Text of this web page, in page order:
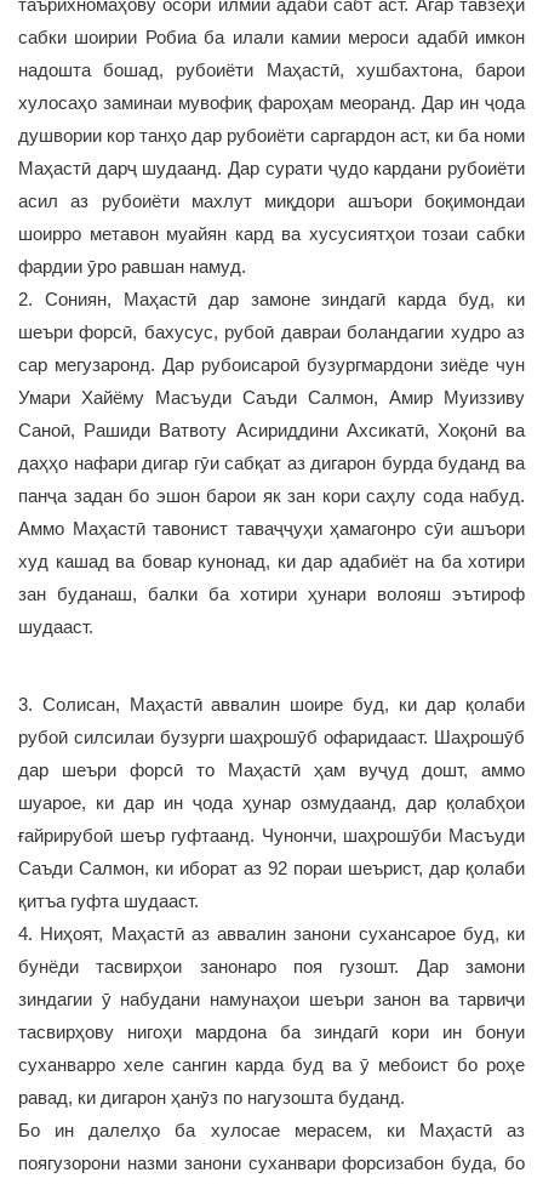
таърихномаҳову осори илмии адабӣ сабт аст. Агар тавзеҳи
сабки шоирии Робиа ба илали камии мероси адабӣ имкон
надошта бошад, рубоиёти Маҳастӣ, хушбахтона, барои
хулосаҳо заминаи мувофиқ фароҳам меоранд. Дар ин ҷода
душвории кор танҳо дар рубоиёти саргардон аст, ки ба номи
Маҳастӣ дарҷ шудаанд. Дар сурати ҷудо кардани рубоиёти
асил аз рубоиёти махлут миқдори ашъори боқимондаи
шоирро метавон муайян кард ва хусусиятҳои тозаи сабки
фардии ӯро равшан намуд.
2. Сониян, Маҳастӣ дар замоне зиндагӣ карда буд, ки
шеъри форсӣ, бахусус, рубоӣ давраи боландагии худро аз
сар мегузаронд. Дар рубоисароӣ бузургмардони зиёде чун
Умари Хайёму Масъуди Саъди Салмон, Амир Муиззиву
Саноӣ, Рашиди Ватвоту Асириддини Ахсикатӣ, Хоқонӣ ва
даҳҳо нафари дигар гӯи сабқат аз дигарон бурда буданд ва
панҷа задан бо эшон барои як зан кори саҳлу сода набуд.
Аммо Маҳастӣ тавонист таваҷҷуҳи ҳамагонро сӯи ашъори
худ кашад ва бовар кунонад, ки дар адабиёт на ба хотири
зан буданаш, балки ба хотири ҳунари волояш эътироф
шудааст.
3. Солисан, Маҳастӣ аввалин шоире буд, ки дар қолаби
рубоӣ силсилаи бузурги шаҳрошӯб офаридааст. Шаҳрошӯб
дар шеъри форсӣ то Маҳастӣ ҳам вуҷуд дошт, аммо
шуарое, ки дар ин ҷода ҳунар озмудаанд, дар қолабҳои
ғайрирубоӣ шеър гуфтаанд. Чунончи, шаҳрошӯби Масъуди
Саъди Салмон, ки иборат аз 92 пораи шеърист, дар қолаби
қитъа гуфта шудааст.
4. Ниҳоят, Маҳастӣ аз аввалин занони сухансарое буд, ки
бунёди тасвирҳои занонаро поя гузошт. Дар замони
зиндагии ӯ набудани намунаҳои шеъри занон ва тарвиҷи
тасвирҳову нигоҳи мардона ба зиндагӣ кори ин бонуи
суханварро хеле сангин карда буд ва ӯ мебоист бо роҳе
равад, ки дигарон ҳанӯз по нагузошта буданд.
Бо ин далелҳо ба хулосае мерасем, ки Маҳастӣ аз
поягузорони назми занони суханвари форсизабон буда, бо